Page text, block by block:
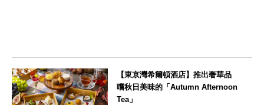
【東京灣希爾頓酒店】推出奢華品
嚐秋日美味的「Autumn Afternoon
Tea」